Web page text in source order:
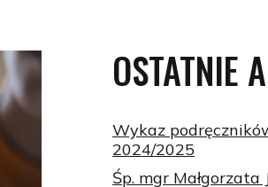
OSTATNIE
Wykaz
2024/2025
Śp. mgr Małgorzata